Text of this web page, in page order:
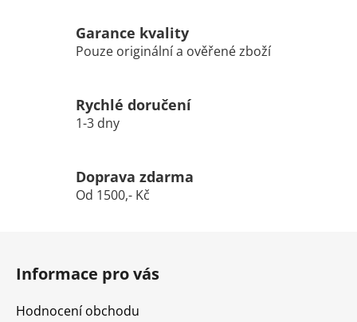
Garance kvality
Pouze originální a ověřené zboží
Rychlé doručení
1-3 dny
Doprava zdarma
Od 1500,- Kč
Informace pro vás
Hodnocení obchodu